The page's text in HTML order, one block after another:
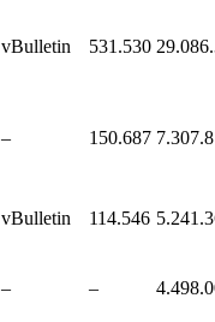
vBulletin 531.530
– 150.687
vBulletin 114.546
– –